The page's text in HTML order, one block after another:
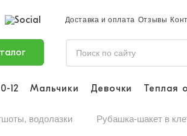
Доставка и оплата Отзывы
0-12 Мальчики Девочки Теплая
водолазки Рубашка-шакет в